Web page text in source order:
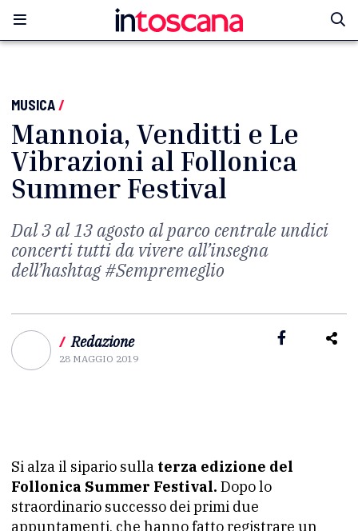
MUSICA/
Mannoia, Venditti e Le
Vibrazioni al Follonica
Summer Festival
Dal 3 al 13 agosto al parco centrale undici
concerti tutti da vivere all’insegna
dell’hashtag #Sempremeglio
/ Redazione
28 MAGGIO 2019
Si alza il sipario sulla terza edizione del
Follonica Summer Festival. Dopo lo
straordinario successo dei primi due
appuntamenti, che hanno fatto registrare un